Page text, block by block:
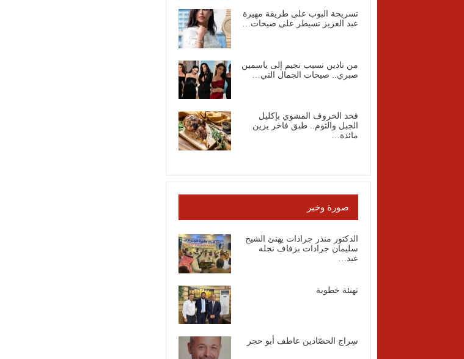
تسريحة البوب على طريقة مهيرة
عبد العزيز تسيطر على صيحات…
من نادين نسيب نجيم إلى ياسمين
صبري.. صيحات الجمال التي…
فخذ الخروف المشوي بإكليل
الجبل والثوم.. طبق فاخر يزين
مائدة…
صورة وخبر
الدكتور منذر جرادات يهنئ الشيخ
سليمان جرادات بزفاف نجله
عبد…
تهنئة خطوبة
سِراج الحصّادين عاطف أبو حجر